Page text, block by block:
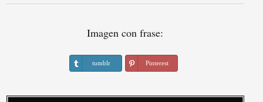
Imagen con frase:
tumblr Pinterest